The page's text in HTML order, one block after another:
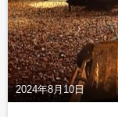
2024年8月10日